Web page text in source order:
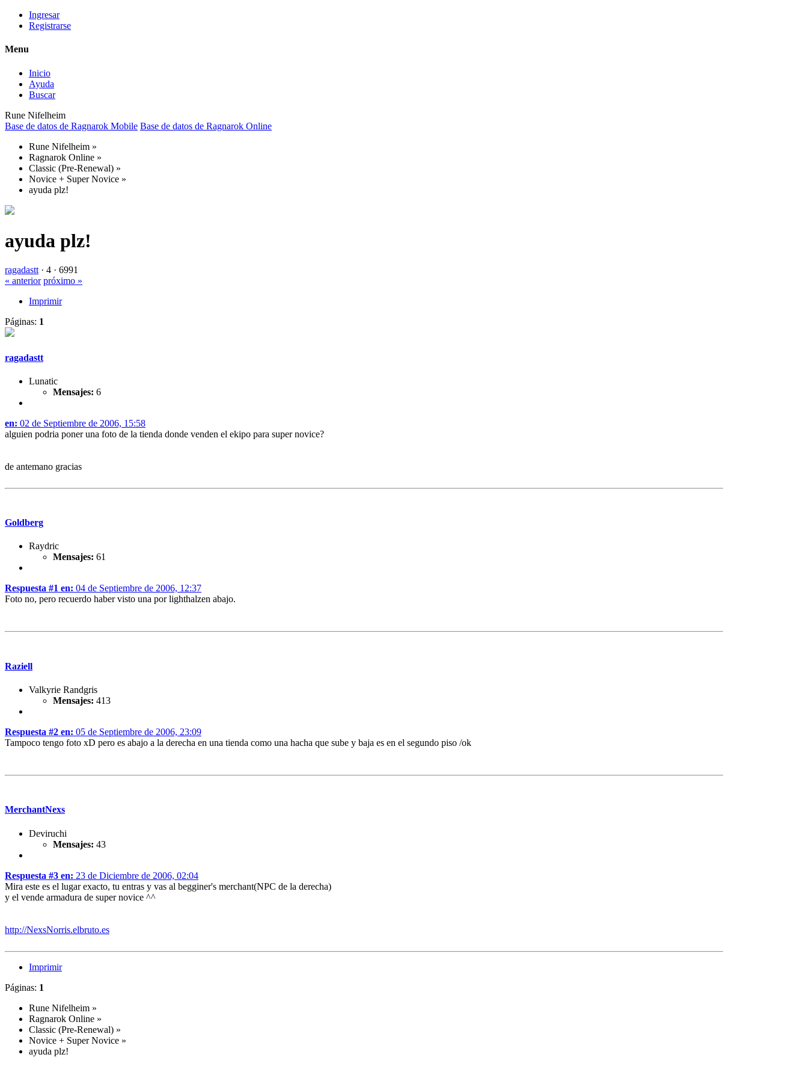
Ingresar
Registrarse
Menu
Inicio
Ayuda
Buscar
Rune Nifelheim
Base de datos de Ragnarok Mobile Base de datos de Ragnarok Online
Rune Nifelheim »
Ragnarok Online »
Classic (Pre-Renewal) »
Novice + Super Novice »
ayuda plz!
ayuda plz!
ragadastt· 4 · 6991
« anterior próximo »
Imprimir
Páginas: 1
ragadastt
Lunatic
Mensajes: 6
en: 02 de Septiembre de 2006, 15:58
alguien podria poner una foto de la tienda donde venden el ekipo para super novice?
de antemano gracias
Goldberg
Raydric
Mensajes: 61
Respuesta #1 en: 04 de Septiembre de 2006, 12:37
Foto no, pero recuerdo haber visto una por lighthalzen abajo.
Raziell
Valkyrie Randgris
Mensajes: 413
Respuesta #2 en: 05 de Septiembre de 2006, 23:09
Tampoco tengo foto xD pero es abajo a la derecha en una tienda como una hacha que sube y baja es en el segundo piso /ok
MerchantNexs
Deviruchi
Mensajes: 43
Respuesta #3 en: 23 de Diciembre de 2006, 02:04
Mira este es el lugar exacto, tu entras y vas al begginer's merchant(NPC de la derecha)
y el vende armadura de super novice ^^
http://NexsNorris.elbruto.es
Imprimir
Páginas: 1
Rune Nifelheim »
Ragnarok Online »
Classic (Pre-Renewal) »
Novice + Super Novice »
ayuda plz!